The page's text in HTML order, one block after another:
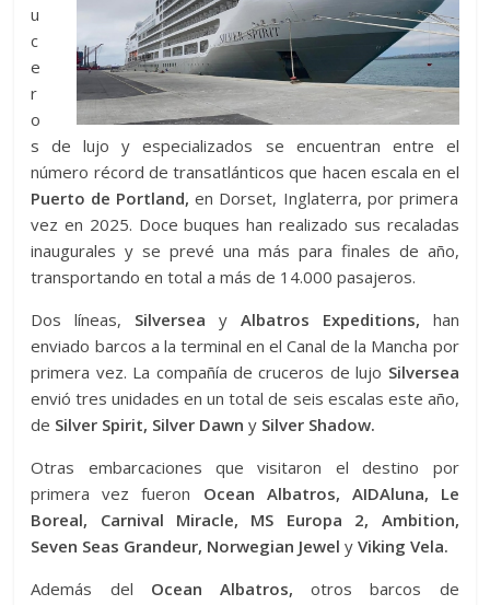
u
c
e
r
o
s de lujo y especializados se encuentran entre el
número récord de transatlánticos que hacen escala en el
Puerto de Portland, en Dorset, Inglaterra, por primera
vez en 2025. Doce buques han realizado sus recaladas
inaugurales y se prevé una más para finales de año,
transportando en total a más de 14.000 pasajeros.
Dos líneas, Silversea y Albatros Expeditions, han
enviado barcos a la terminal en el Canal de la Mancha por
primera vez. La compañía de cruceros de lujo Silversea
envió tres unidades en un total de seis escalas este año,
de Silver Spirit, Silver Dawn y Silver Shadow.
Otras embarcaciones que visitaron el destino por
primera vez fueron Ocean Albatros, AIDAluna, Le
Boreal, Carnival Miracle, MS Europa 2, Ambition,
Seven Seas Grandeur, Norwegian Jewel y Viking Vela.
Además del Ocean Albatros, otros barcos de